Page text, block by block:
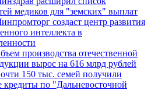
медиков для "земских" выплат
создаст центр развития
интеллекта в
производства отечественной
вырос на 616 млрд рублей
150 тыс. семей получили
кредиты по "Дальневосточной